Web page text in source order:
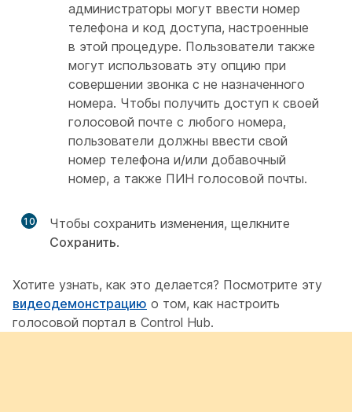
администраторы могут ввести номер
телефона и код доступа, настроенные
в этой процедуре. Пользователи также
могут использовать эту опцию при
совершении звонка с не назначенного
номера. Чтобы получить доступ к своей
голосовой почте с любого номера,
пользователи должны ввести свой
номер телефона и/или добавочный
номер, а также ПИН голосовой почты.
10
Чтобы сохранить изменения, щелкните
Сохранить.
Хотите узнать, как это делается? Посмотрите эту
видеодемонстрацию о том, как настроить
голосовой портал в Control Hub.